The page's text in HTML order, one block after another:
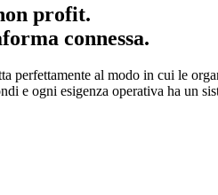
profit.
connessa.
perfettamente al modo in cui le
e ogni esigenza operativa ha un